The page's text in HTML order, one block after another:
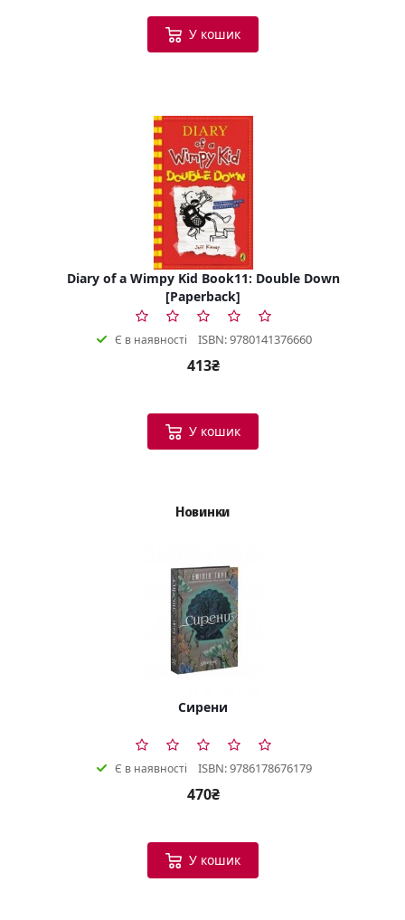
У кошик
Diary of a Wimpy Kid Book11: Double Down
[Paperback]
Є в наявності ISBN: 9780141376660
413₴
У кошик
Новинки
Сирени
Є в наявності ISBN: 9786178676179
470₴
У кошик